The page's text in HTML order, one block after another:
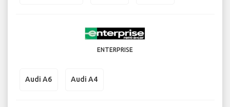
ENTERPRISE
Audi A6 Audi A4